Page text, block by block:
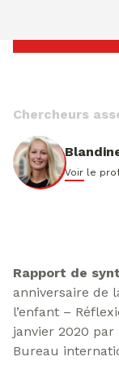
Chercheurs
Voir le
Rapport de
anniversaire de
l’enfant –
janvier 2020
Bureau